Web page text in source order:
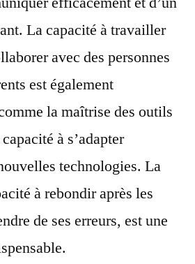
La capacité à travailler
avec des personnes
est également
la maîtrise des outils
à s’adapter
technologies. La
à rebondir après les
de ses erreurs, est une